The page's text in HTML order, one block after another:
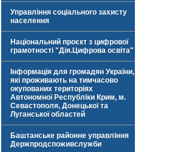
Управління соціального захисту
населення
Національний проєкт з цифрової
грамотності "Дія.Цифрова освіта"
Інформація для громадян України,
які проживають на тимчасово
окупованих територіях
Автономної Республіки Крим, м.
Севастополя, Донецької та
Луганської областей
Баштанське районне управління
Держпродспоживслужби